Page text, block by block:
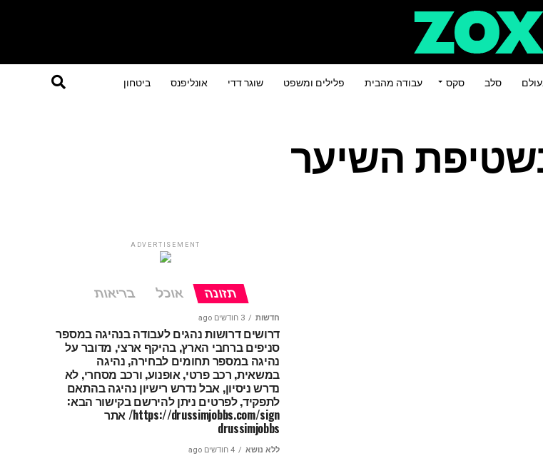
סלב סקס עבודה מהבית פלילים ומשפט שוגר דדי אונליפנס ביטחון
השיער
ADVERTISEMENT
תזונה אוכל בריאות
חדשות 3 חודשים ago
דרושים דרושות נהגים לעבודה בנהיגה במספר
סניפים ברחבי הארץ, בהיקף ארצי, מדובר על
נהיגה במספר תחומים לבחירה, נהיגה
במשאית, רכב פרטי, אופנוע, ורכב מסחרי, לא
נדרש ניסיון, אבל נדרש רישיון נהיגה בהתאם
לתפקיד, לפרטים ניתן להירשם בקישור הבא:
https://drussimjobbs.com/sign/ אתר
drussimjobbs
ללא נושא 4 חודשים ago